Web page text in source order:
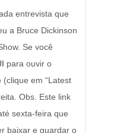
entrevista que
a Bruce Dickinson
Se você
para ouvir o
em “Latest
Obs. Este link
sexta-feira que
baixar e guardar o